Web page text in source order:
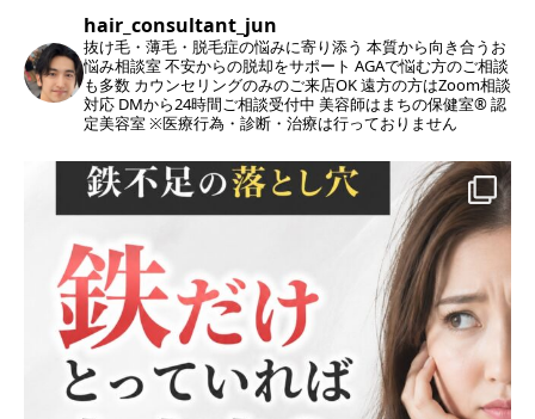
hair_consultant_jun
抜け毛・薄毛・脱毛症の悩みに寄り添う 本質から向き合うお
悩み相談室不安からの脱却をサポート AGAで悩む方のご相談
も多数 カウンセリングのみのご来店OK遠方の方はZoom相談
対応 DMから24時間ご相談受付中 美容師はまちの保健室®︎ 認
定美容室※医療行為・診断・治療は行っておりません